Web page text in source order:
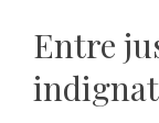
Entre